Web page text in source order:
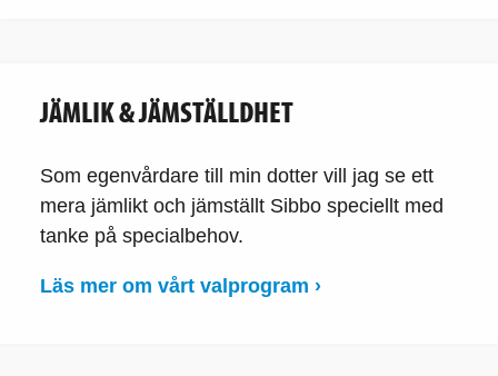
JÄMLIK & JÄMSTÄLLDHET
Som egenvårdare till min dotter vill jag se ett
mera jämlikt och jämställt Sibbo speciellt med
tanke på specialbehov.
Läs mer om vårt valprogram ›